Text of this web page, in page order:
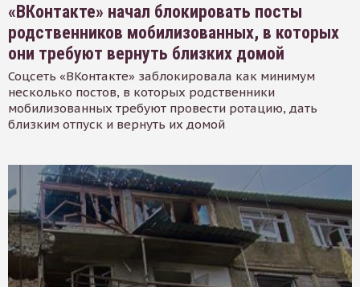
«ВКонтакте» начал блокировать посты
родственников мобилизованных, в которых
они требуют вернуть близких домой
Соцсеть «ВКонтакте» заблокировала как минимум
несколько постов, в которых родственники
мобилизованных требуют провести ротацию, дать
близким отпуск и вернуть их домой